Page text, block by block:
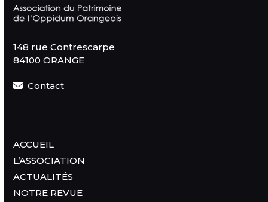
148 rue Contrescarpe
84100 ORANGE
Contact
ACCUEIL
L’ASSOCIATION
ACTUALITÉS
NOTRE REVUE